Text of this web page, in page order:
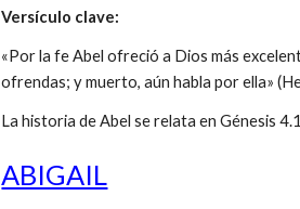
Versículo clave:
«Por la fe Abel ofreció a Dios más
ofrendas; y muerto, aún habla por ella»
La historia de Abel se relata en Génesis
ABIGAIL